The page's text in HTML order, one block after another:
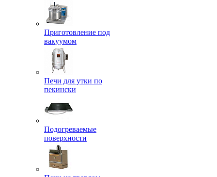
Приготовление под
вакуумом
Печи для утки по
пекински
Подогреваемые
поверхности